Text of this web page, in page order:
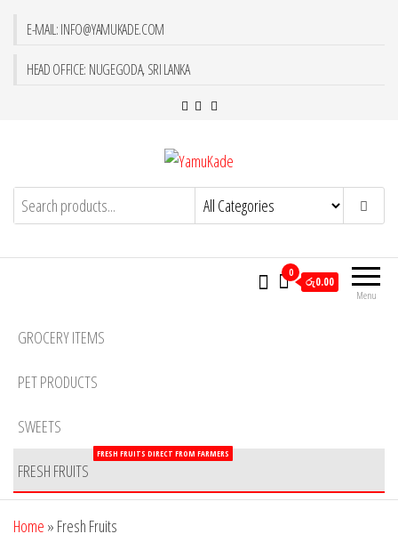
E-MAIL: INFO@YAMUKADE.COM
HEAD OFFICE: NUGEGODA, SRI LANKA
YamuKade
Menu
0
රු0.00
GROCERY ITEMS
PET PRODUCTS
SWEETS
FRESH FRUITS
FRESH FRUITS DIRECT FROM FARMERS
Home » Fresh Fruits